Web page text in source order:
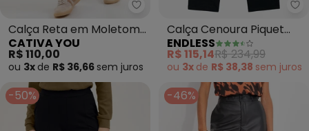
Cativa You - Calça Reta em
Calça Reta em Moletom
(Preto)
CATIVA YOU
R$ 110,00
ou 3x de R$ 36,66 sem juros
Calça Cenoura Piquet
Verona (Preto)
ENDLESS
R$ 115,14R$ 234,99
ou 3x de R$ 38,38 sem juros
-50% -46%